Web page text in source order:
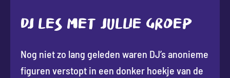
DJ LES MET JULLIE GROEP
Nog niet zo lang geleden waren DJ’s anonieme
figuren verstopt in een donker hoekje van de